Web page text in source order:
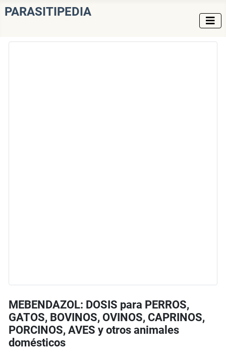
PARASITIPEDIA
MEBENDAZOL: DOSIS para PERROS,
GATOS, BOVINOS, OVINOS, CAPRINOS,
PORCINOS, AVES y otros animales
domésticos